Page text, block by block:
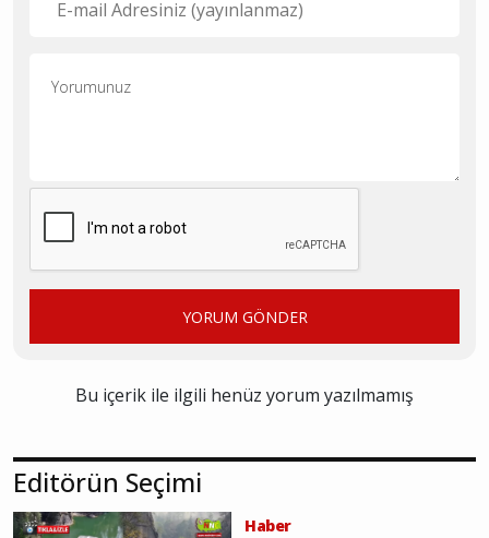
YORUM GÖNDER
Bu içerik ile ilgili henüz yorum yazılmamış
Editörün Seçimi
Haber